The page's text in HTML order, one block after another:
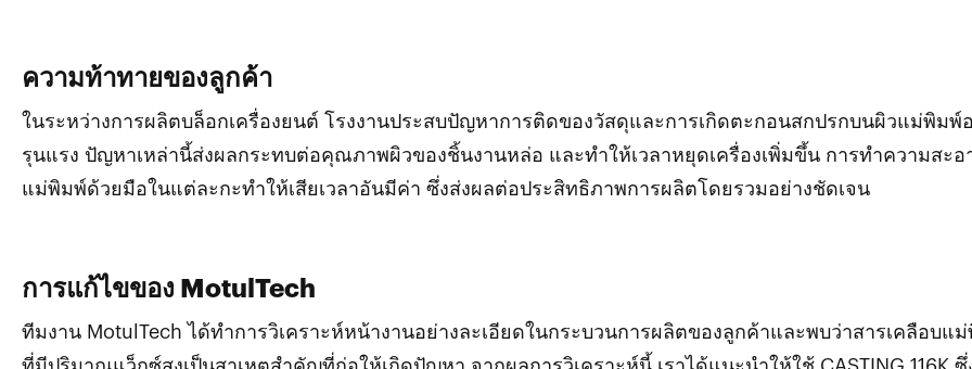
ความท้าทายของลูกค้า
ในระหว่างการผลิตบล็อกเครื่องยนต์ โรงงานประสบปัญหาการติดของวัสดุและการเกิดตะกอนสกปรกบนผิวแม่พิมพ์
รุนแรง ปัญหาเหล่านี้ส่งผลกระทบต่อคุณภาพผิวของชิ้นงานหล่อ และทำให้เวลาหยุดเครื่องเพิ่มขึ้น การทำความสะอ
แม่พิมพ์ด้วยมือในแต่ละกะทำให้เสียเวลาอันมีค่า ซึ่งส่งผลต่อประสิทธิภาพการผลิตโดยรวมอย่างชัดเจน
การแก้ไขของ MotulTech
ทีมงาน MotulTech ได้ทำการวิเคราะห์หน้างานอย่างละเอียดในกระบวนการผลิตของลูกค้าและพบว่าสารเคลือบแ